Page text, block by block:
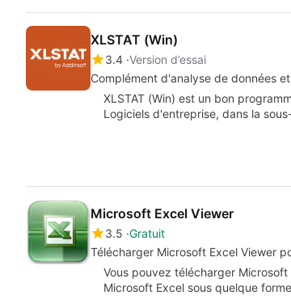
XLSTAT (Win)
3.4 Version d’essai
Complément d'analyse de données
XLSTAT (Win) est un bon
Logiciels d'entreprise, dans la
Microsoft Excel Viewer
3.5 Gratuit
Télécharger Microsoft Excel Viewer
Vous pouvez télécharger
Microsoft Excel sous quelque